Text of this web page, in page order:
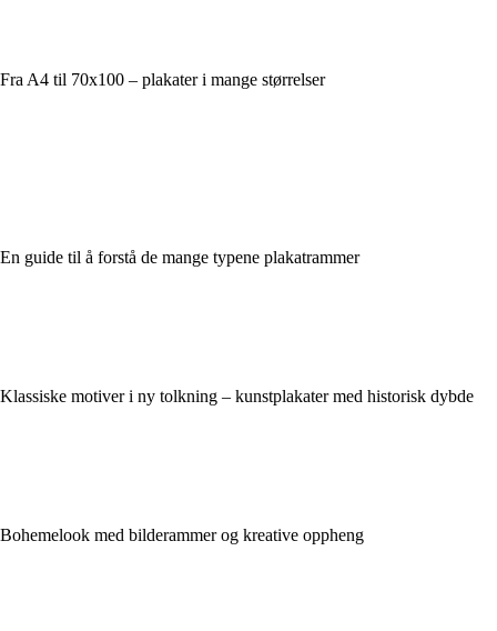
Fra A4 til 70x100 – plakater i mange størrelser
En guide til å forstå de mange typene plakatrammer
Klassiske motiver i ny tolkning – kunstplakater med historisk dybde
Bohemelook med bilderammer og kreative oppheng